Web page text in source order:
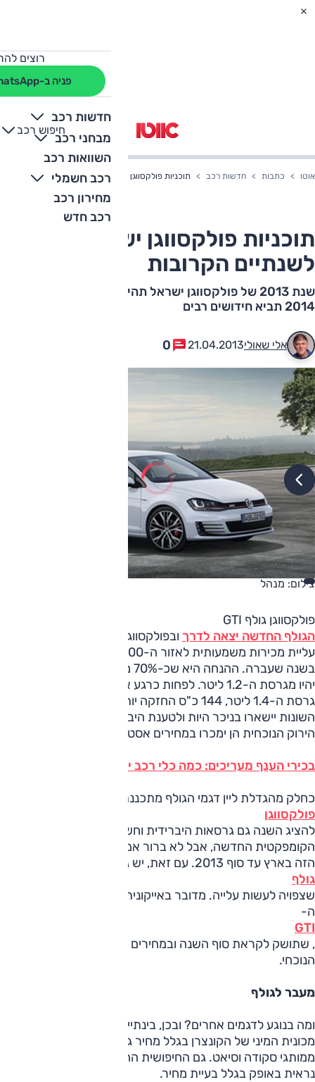
רוצים
פניה ב-WhatsApp
חדשות רכב
מבחני רכב
השוואות רכב
רכב חשמלי
מחירון רכב
רכב חדש
חיפוש רכב
+
-
אוטו כתבות חדשות רכב תוכניות פולקסווגן ישראל לשנתיים הקרובות
תוכניות פולקסווגן ישראל
לשנתיים הקרובות
שנת 2013 של פולקסווגן ישראל תהיה בסימן הגולף אבל
2014 תביא חידושים רבים
אלי שאולי21.04.2013
0
צילום: מנהל
פולקסווגן גולף GTI
הגולף החדשה יצאה לדרך ובפולקסווגן ישראל מצפים לרשום
בשנה שעברה. ההנחה היא שכ-70% מכלל הכלים שיגיעו לארץ
יהיו מגרסת ה-1.2 ליטר. לפחות כרגע אין כוונה להביא לארץ את
גרסת ה-1.4 ליטר, 144 כ"ס החזקה יותר. גם גרסאות הדיזל
השונות יישארו בניכר היות ולטענת היבואנית, ברמת המיסוי
הירוק הנוכחית הן ימכרו במחירים אסטרונומיים.
בכירי הענף מעריכים: כמה כלי רכב ימכרו ב-2013?
כחלק מהגדלת ליין דגמי הגולף מתכננת
פולקסווגן
להציג השנה גם גרסאות היברידית וחשמליות למשפחתית
הקומפקטית החדשה, אבל לא ברור אם נראה משהו מההיצע
הזה בארץ עד סוף 2013. עם זאת, יש גרסה אחרת ל
גולף
שצפויה לעשות עלייה. מדובר באייקונית הספורטיבית של הגולף,
ה-
GTI
, שתושק לקראת סוף השנה ובמחירים דומים לאלה של הדגם
הנוכחי.
מעבר לגולף
ומה בנוגע לדגמים אחרים? ובכן, בינתיים אין אור ירוק לאפ!,
מכונית המיני של הקונצרן בגלל מחיר גבוה מדי ביחס לאחיות
ממותגי סקודה וסיאט. גם החיפושית החדשה (החדשה) עדיין לא
נראית באופק בגלל בעיית מחיר.